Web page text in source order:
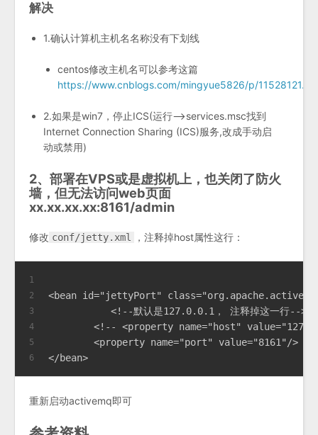
解决
1.确认计算机主机名名称没有下划线
centos修改主机名可以参考这篇
https://www.cnblogs.com/mingyue5826/p/
2.如果是win7，停止ICS(运行–>services.msc找到
Internet Connection Sharing (ICS)服务,改成手动启
动或禁用)
2、部署在VPS或是虚拟机上，也关闭了防火
墙，但无法访问web页面
xx.xx.xx.xx:8161/admin
修改 conf/jetty.xml ，注释掉host属性这行：
1
2
3
4
5
6
<bean id="jettyPort"
<!--默认是127.0.0.1， 注释掉这一行-->
<!-- <property name="host"
<property name="port" value="8161"/>
</bean>
重新启动activemq即可